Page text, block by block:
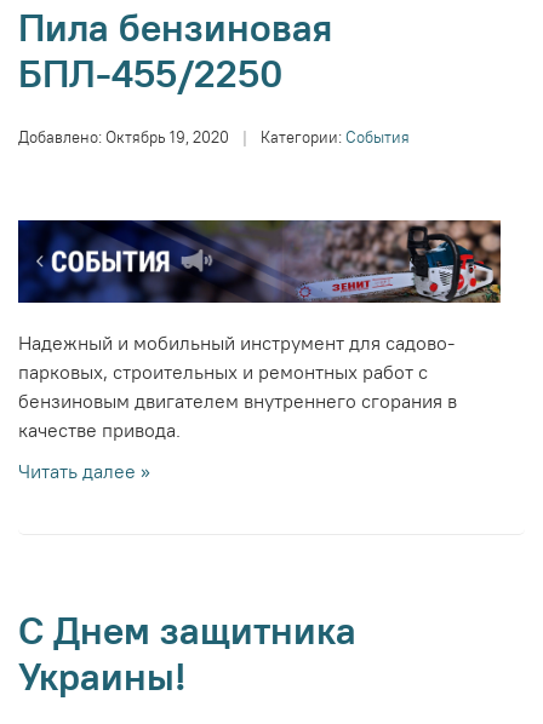
Пила бензиновая
БПЛ-455/2250
Добавлено:Октябрь 19, 2020 | Категории:События
Надежный и мобильный инструмент для садово-
парковых, строительных и ремонтных работ с
бензиновым двигателем внутреннего сгорания в
качестве привода.
Читать далее »
C Днем защитника
Украины!